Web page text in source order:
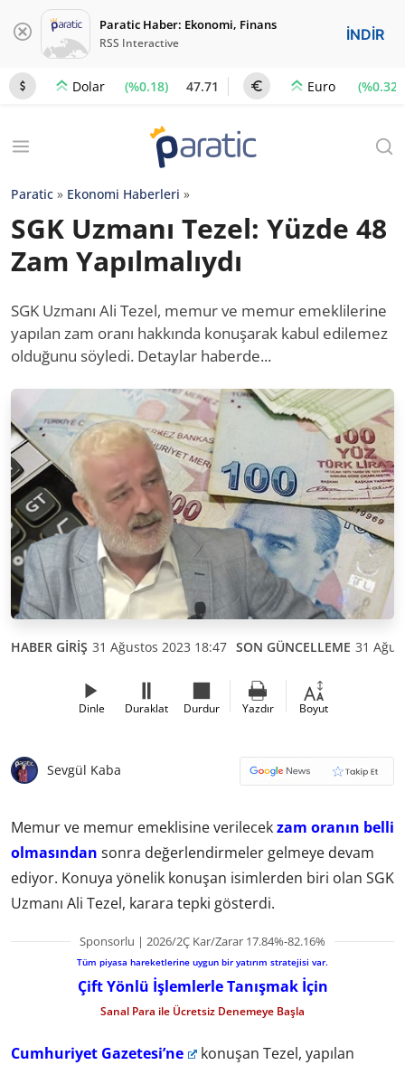
Paratic Haber: Ekonomi, Finans
RSS Interactive İNDİR
Dolar (%0.18) 47.71 Euro (%0.32)
Paratic » Ekonomi Haberleri »
SGK Uzmanı Tezel: Yüzde 48
Zam Yapılmalıydı
SGK Uzmanı Ali Tezel, memur ve memur emeklilerine
yapılan zam oranı hakkında konuşarak kabul edilemez
olduğunu söyledi. Detaylar haberde...
HABER GİRİŞ 31 Ağustos 2023 18:47 SON GÜNCELLEME 31
Dinle Duraklat Durdur Yazdır Boyut
Sevgül Kaba
Memur ve memur emeklisine verilecekzam oranın belli
olmasından sonra değerlendirmeler gelmeye devam
ediyor. Konuya yönelik konuşan isimlerden biri olan SGK
Uzmanı Ali Tezel, karara tepki gösterdi.
Sponsorlu | 2026/2Ç Kar/Zarar 17.84%-82.16%
Tüm piyasa hareketlerine uygun bir yatırım stratejisi var.
Çift Yönlü İşlemlerle Tanışmak İçin
Sanal Para ile Ücretsiz Denemeye Başla
Cumhuriyet Gazetesi’ne
konuşan Tezel, yapılan